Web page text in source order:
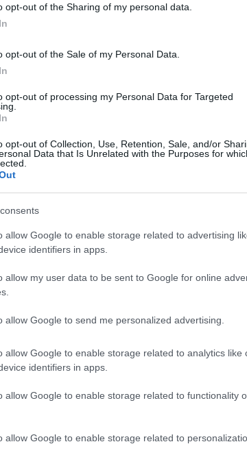
opt-out of the Sharing of my personal data.
opt-out of the Sale of my Personal Data.
opt-out of processing my Personal Data for Targeted
opt-out of Collection, Use, Retention, Sale, and/or
Data that Is Unrelated with the Purposes for
allow Google to enable storage related to advertising
identifiers in apps.
allow my user data to be sent to Google for online
allow Google to send me personalized advertising.
allow Google to enable storage related to analytics like
identifiers in apps.
allow Google to enable storage related to functionality
allow Google to enable storage related to
cada bocado
diseñados para ser ricos y cremosos,
en casa o incluso para un antojo
estos dips vienen en tres sabores
que todos conocemos y amamos:
Pickles. ¿Te imaginas disfrutar de un dip
la tele? ¡Es la combinación perfecta